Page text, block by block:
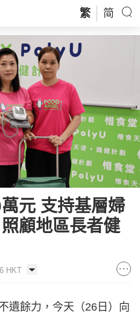
繁 简
元 支持基層婦
顧地區長者健
HKT
遺餘力，今天（26日）向